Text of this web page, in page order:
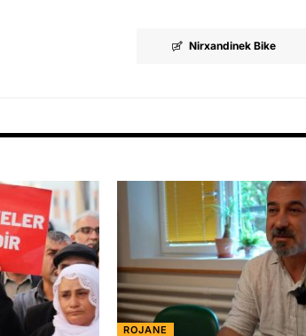
Nirxandinek Bike
ROJANE